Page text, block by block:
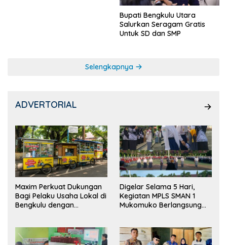
Bupati Bengkulu Utara
Salurkan Seragam Gratis
Untuk SD dan SMP
Selengkapnya
ADVERTORIAL
Maxim Perkuat Dukungan
Bagi Pelaku Usaha Lokal di
Bengkulu dengan
Pasar
Digelar Selama 5 Hari,
Kegiatan MPLS SMAN 1
Mukomuko Berlangsung